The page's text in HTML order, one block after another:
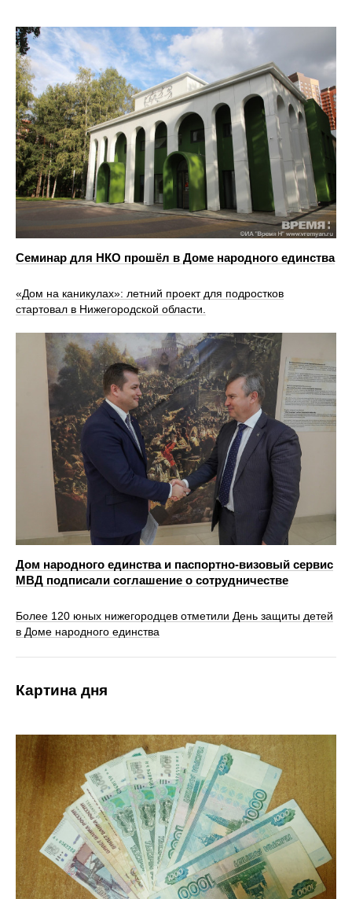
Семинар для НКО прошёл в Доме народного единства
«Дом на каникулах»: летний проект для подростков
стартовал в Нижегородской области.
Дом народного единства и паспортно-визовый сервис
МВД подписали соглашение о сотрудничестве
Более 120 юных нижегородцев отметили День защиты детей
в Доме народного единства
Картина дня